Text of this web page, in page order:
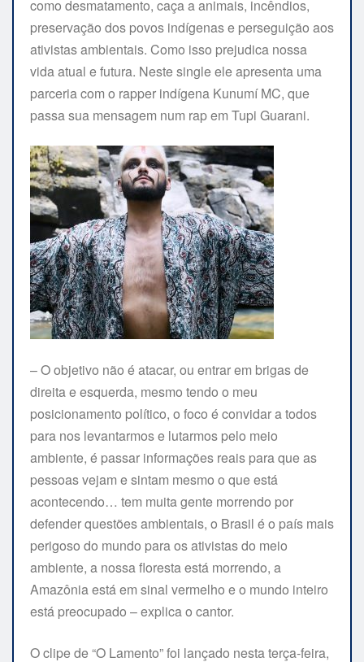
como desmatamento, caça a animais, incêndios,
preservação dos povos indígenas e perseguição aos
ativistas ambientais. Como isso prejudica nossa
vida atual e futura. Neste single ele apresenta uma
parceria com o rapper indígena Kunumí MC, que
passa sua mensagem num rap em Tupi Guarani.
– O objetivo não é atacar, ou entrar em brigas de
direita e esquerda, mesmo tendo o meu
posicionamento político, o foco é convidar a todos
para nos levantarmos e lutarmos pelo meio
ambiente, é passar informações reais para que as
pessoas vejam e sintam mesmo o que está
acontecendo… tem muita gente morrendo por
defender questões ambientais, o Brasil é o país mais
perigoso do mundo para os ativistas do meio
ambiente, a nossa floresta está morrendo, a
Amazônia está em sinal vermelho e o mundo inteiro
está preocupado – explica o cantor.
O clipe de “O Lamento” foi lançado nesta terça-feira,